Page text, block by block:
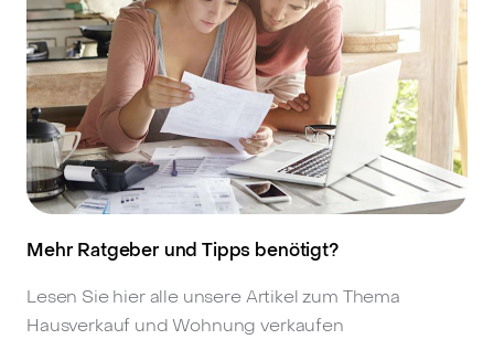
Mehr Ratgeber und Tipps benötigt?
Lesen Sie hier alle unsere Artikel zum Thema
Hausverkauf und Wohnung verkaufen